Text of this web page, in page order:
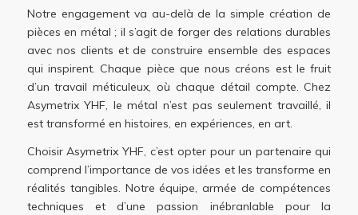
Notre engagement va au-delà de la simple création de
pièces en métal ; il s’agit de forger des relations durables
avec nos clients et de construire ensemble des espaces
qui inspirent. Chaque pièce que nous créons est le fruit
d’un travail méticuleux, où chaque détail compte. Chez
Asymetrix YHF, le métal n’est pas seulement travaillé, il
est transformé en histoires, en expériences, en art.
Choisir Asymetrix YHF, c’est opter pour un partenaire qui
comprend l’importance de vos idées et les transforme en
réalités tangibles. Notre équipe, armée de compétences
techniques et d’une passion inébranlable pour la